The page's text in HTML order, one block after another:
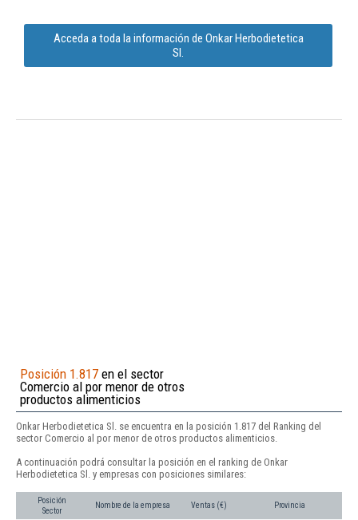
Acceda a toda la información de Onkar Herbodietetica
Sl.
Posición 1.817 en el sector
Comercio al por menor de otros
productos alimenticios
Onkar Herbodietetica Sl. se encuentra en la posición 1.817 del Ranking del
sector Comercio al por menor de otros productos alimenticios.
A continuación podrá consultar la posición en el ranking de Onkar
Herbodietetica Sl. y empresas con posiciones similares:
Posición
Sector
Nombre de la empresa Ventas (€) Provincia